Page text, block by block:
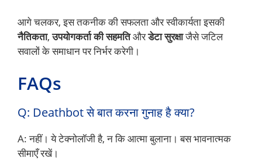
आगे चलकर, इस तकनीक की सफलता और स्वीकार्यता इसकी
नैतिकता,उपयोगकर्ता की सहमतिऔरडेटा सुरक्षाजैसे जटिल
सवालों के समाधान पर निर्भर करेगी।
FAQs
Q: Deathbot से बात करना गुनाह है क्या?
A: नहीं। ये टेक्नोलॉजी है, न कि आत्मा बुलाना। बस भावनात्मक
सीमाएँ रखें।